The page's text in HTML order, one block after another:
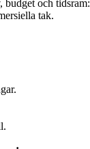
budget och tidsram:
tak.